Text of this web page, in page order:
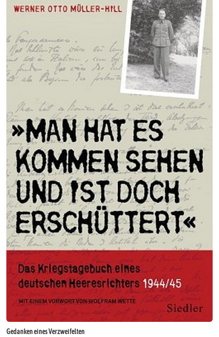
Gedanken eines Verzweifelten